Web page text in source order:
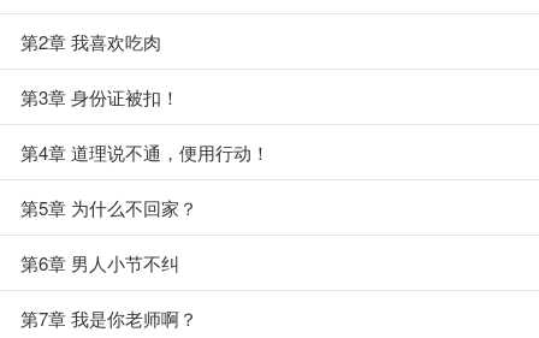
第2章 我喜欢吃肉
第3章 身份证被扣！
第4章 道理说不通，便用行动！
第5章 为什么不回家？
第6章 男人小节不纠
第7章 我是你老师啊？